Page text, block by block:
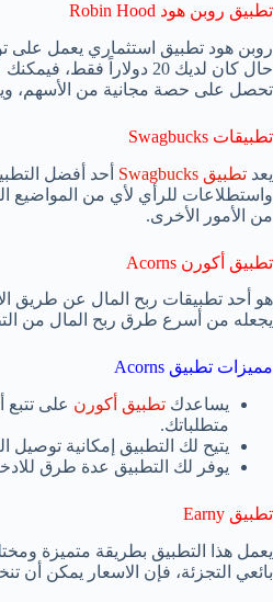
تطبيق روبن هود Robin Hood
حال كان لديك 20 دولاراً فقط، فيمكنك امتلاك جزء من Google، ويكون التسجيل في
تحصل على حصة مجانية من الأسهم، ويتيح لك التطبيق
تطبيقات Swagbucks
يعد تطبيق Swagbucks
أحد أفضل
واستطلاعات للرأي لأي من المواضيع
من الأمور الأخرى.
تطبيق أكورن Acorns
يجعله من أسرع طرق ربح المال من
مميزات تطبيق Acorns
يساعدك تطبيق أكورن على تتبع
متطلباتك.
يتيح لك التطبيق إمكانية
يوفر لك التطبيق عدة طرق
تطبيق Earny
يعمل هذا التطبيق بطريقة متميزة
بائعي التجزئة، فإن الاسعار يمكن